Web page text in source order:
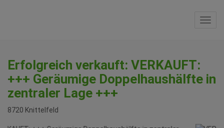
Erfolgreich verkauft: VERKAUFT:
+++ Geräumige Doppelhaushälfte in
zentraler Lage +++
8720 Knittelfeld